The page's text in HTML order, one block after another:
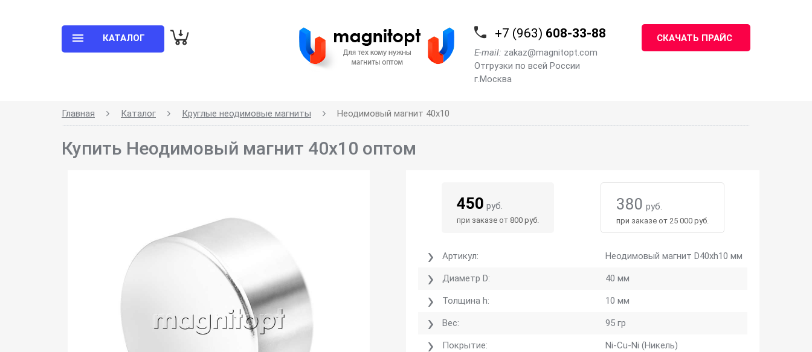
КАТАЛОГ +7 (963) 608-33-88
E-mail: zakaz@magnitopt.com
Отгрузки по всей России
г.Москва
СКАЧАТЬ ПРАЙС
Главная Каталог Круглые неодимовые магниты Неодимовый магнит 40х10
Купить Неодимовый магнит 40х10 оптом
450 руб.
при заказе от 800 руб.
380 руб.
при заказе от 25 000 руб.
Артикул: Неодимовый магнит D40хh10 мм
Диаметр D: 40 мм
Толщина h: 10 мм
Вес: 95 гр
Покрытие: Ni-Cu-Ni (Никель)